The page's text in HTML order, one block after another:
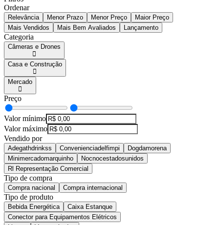
Ordenar
Relevância Menor Prazo Menor Preço
Maior Preço
Mais Vendidos
Mais Bem Avaliados Lançamento
Categoria
Câmeras e Drones
Casa e Construção
Mercado
Preço
Valor mínimo
Valor máximo
Vendido por
Adegathdrinkss Convenienciadelfimpi
Dogdamorena
Minimercadomarquinho
Nocnocestadosunidos
Rl Representação Comercial
Tipo de compra
Compra nacional Compra internacional
Tipo de produto
Bebida Energética
Caixa Estanque
Conector para Equipamentos Elétricos